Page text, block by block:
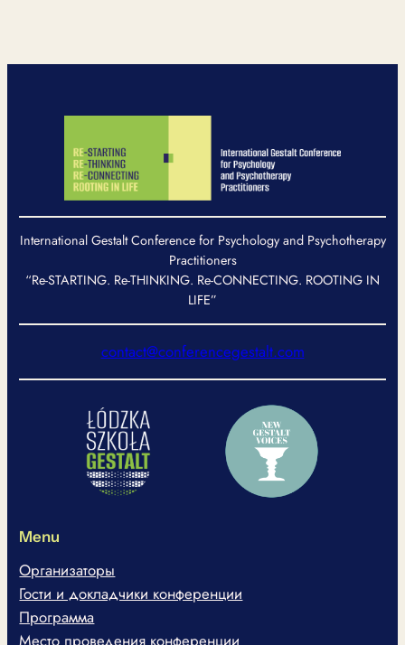
International Gestalt Conference for Psychology and Psychotherapy
Practitioners
“Re-STARTING. Re-THINKING. Re-CONNECTING. ROOTING IN
LIFE”
contact@conferencegestalt.com
Menu
Организаторы
Гости и докладчики конференции
Программа
Место проведения конференции